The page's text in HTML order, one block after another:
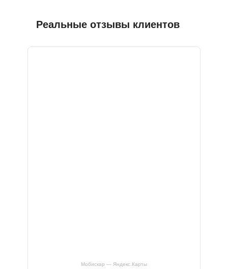
Реальные отзывы клиентов
Мобискар — Яндекс.Карты